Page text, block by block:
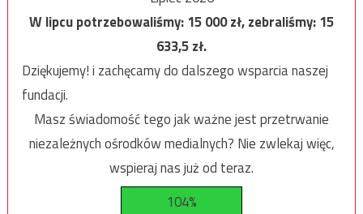
W lipcu potrzebowaliśmy:15 000zł, zebraliśmy:15
633,5zł.
Dziękujemy! i zachęcamy do dalszego wsparcia naszej
fundacji.
Masz świadomość tego jak ważne jest przetrwanie
niezależnych ośrodków medialnych? Nie zwlekaj więc,
wspieraj nas już od teraz.
104%